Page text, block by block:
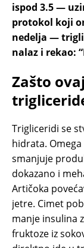
ispod 3.5 —
protokol koji
nedelja —
nalaz i rekao:
Zašto
Trigliceridi se
hidrata.
smanjuje
dokazano i
Artičoka
jetre. Cimet
manje insulina
fruktoze iz